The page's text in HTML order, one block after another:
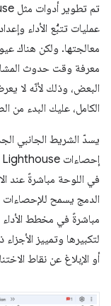
عمليات تتبُّع الأداء
معالجتها. ولكن هناك
معرفة وقت حدوث
البعض، وذلك لأنّه لا
الكامل، عليك البدء من
يسدّ الشريط الجانبي
إحصاءات Lighthouse مباشرةً في لوحة
في اللوحة مباشرةً عند
الدمج يسمح
مباشرةً في مخطط
لتكبيرها وتمييز
أو الإبلاغ عن نقاط